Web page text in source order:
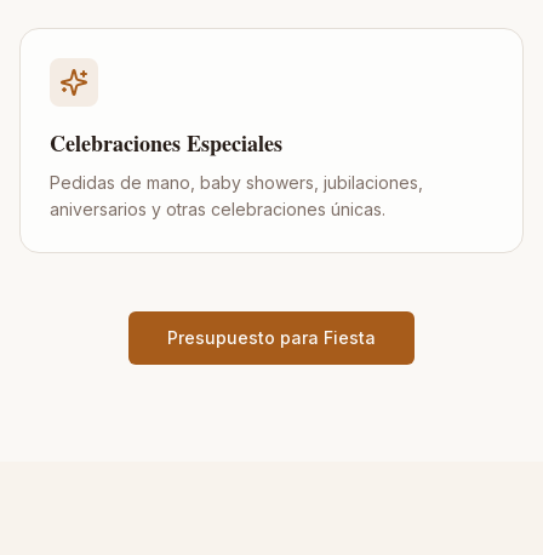
Celebraciones Especiales
Pedidas de mano, baby showers, jubilaciones,
aniversarios y otras celebraciones únicas.
Presupuesto para Fiesta